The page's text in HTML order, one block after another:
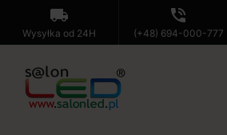
local_shipping
Wysyłka od 24H
phone_in_talk
(+48) 694-000-777